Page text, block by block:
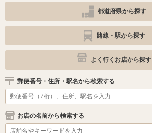
都道府県から探す
路線・駅から探す
よく行くお店から探す
郵便番号・住所・駅名から検索する
お店の名前から検索する